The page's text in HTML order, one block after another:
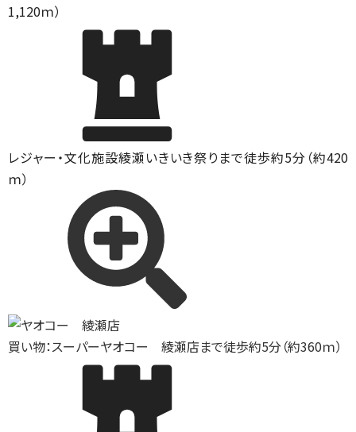
1,120ｍ）
レジャー・文化施設綾瀬いきいき祭りまで徒歩約5分（約420
ｍ）
買い物：スーパーヤオコー 綾瀬店まで徒歩約5分（約360ｍ）